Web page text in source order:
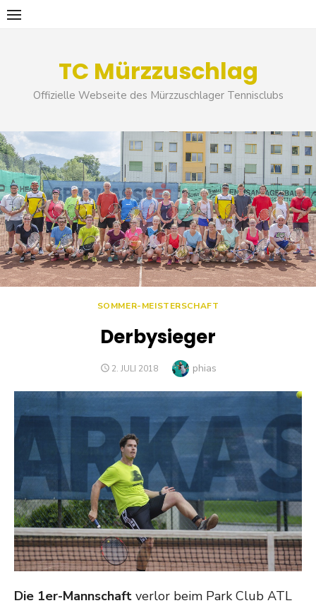
Skip
TC Mürzzuschlag
Offizielle Webseite des Mürzzuschlager Tennisclubs
SOMMER-MEISTERSCHAFT
Derbysieger
POSTED
2. JULI 2018 Author
phias
Die 1er-Mannschaft verlor beim Park Club ATL